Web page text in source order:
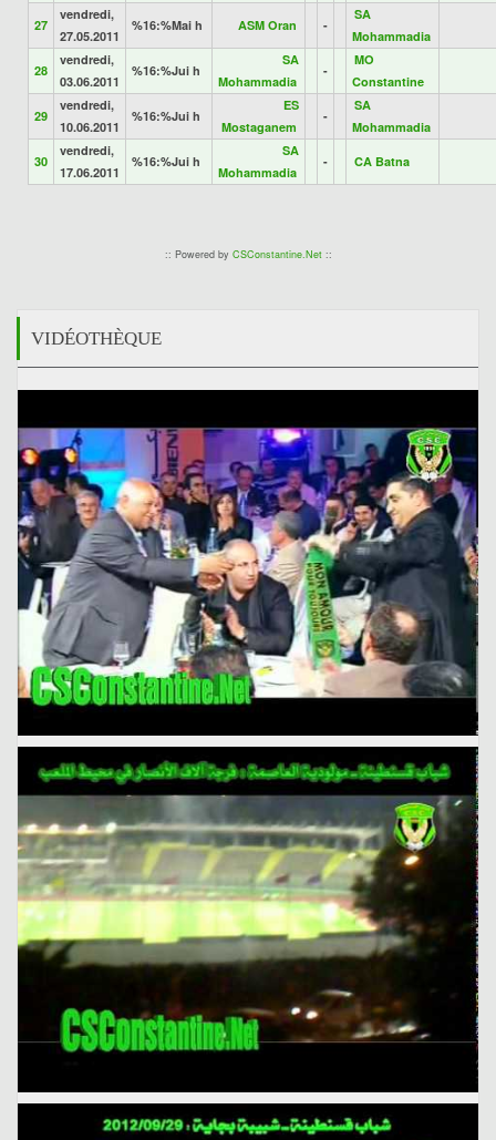
27
vendredi,
27.05.2011
%16:%Mai h ASM Oran -
SA
Mohammadia
28
vendredi,
03.06.2011
%16:%Jui h
SA
Mohammadia
-
MO
Constantine
29
vendredi,
10.06.2011
%16:%Jui h
ES
Mostaganem
-
SA
Mohammadia
30
vendredi,
17.06.2011
%16:%Jui h
SA
Mohammadia
- CA Batna
:: Powered by CSConstantine.Net::
VIDÉOTHÈQUE